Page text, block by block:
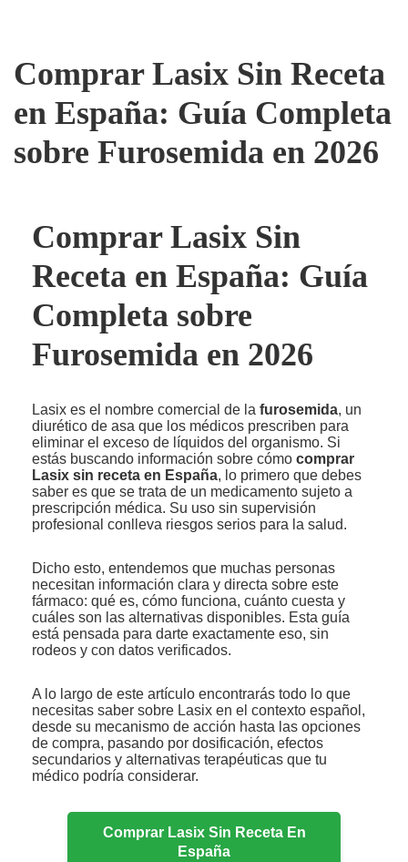
Comprar Lasix Sin Receta
en España: Guía Completa
sobre Furosemida en 2026
Comprar Lasix Sin
Receta en España: Guía
Completa sobre
Furosemida en 2026
Lasix es el nombre comercial de la furosemida, un
diurético de asa que los médicos prescriben para
eliminar el exceso de líquidos del organismo. Si
estás buscando información sobre cómo comprar
Lasix sin receta en España, lo primero que debes
saber es que se trata de un medicamento sujeto a
prescripción médica. Su uso sin supervisión
profesional conlleva riesgos serios para la salud.
Dicho esto, entendemos que muchas personas
necesitan información clara y directa sobre este
fármaco: qué es, cómo funciona, cuánto cuesta y
cuáles son las alternativas disponibles. Esta guía
está pensada para darte exactamente eso, sin
rodeos y con datos verificados.
A lo largo de este artículo encontrarás todo lo que
necesitas saber sobre Lasix en el contexto español,
desde su mecanismo de acción hasta las opciones
de compra, pasando por dosificación, efectos
secundarios y alternativas terapéuticas que tu
médico podría considerar.
Comprar Lasix Sin Receta En
España